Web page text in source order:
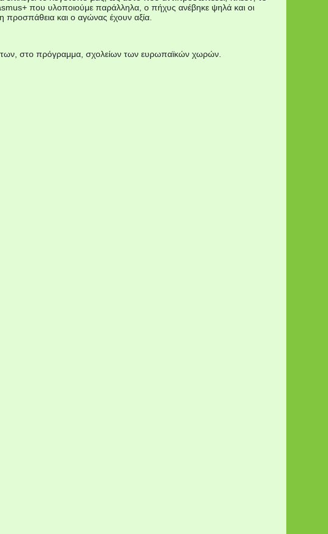
που υλοποιούμε παράλληλα, ο πήχυς ανέβηκε ψηλά και οι
προσπάθεια και ο αγώνας έχουν αξία.
στο πρόγραμμα, σχολείων των ευρωπαϊκών χωρών.